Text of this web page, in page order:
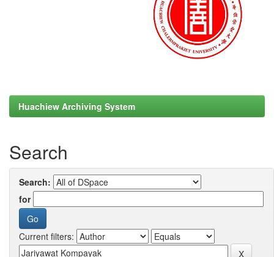
Huachiew Archiving System
Search
Search:
for
Current filters: